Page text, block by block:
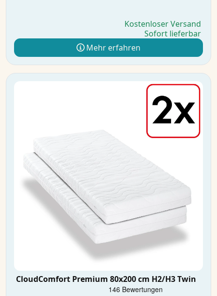
Kostenloser Versand
Sofort lieferbar
Mehr erfahren
CloudComfort Premium 80x200 cm H2/H3 Twin